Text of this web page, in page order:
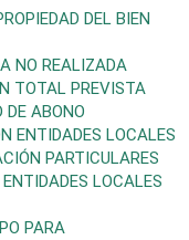
DEL BIEN
NO REALIZADA
TOTAL PREVISTA
ABONO
ENTIDADES LOCALES
PARTICULARES
LOCALES
PARA